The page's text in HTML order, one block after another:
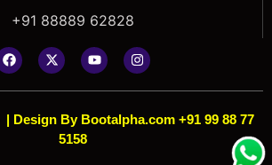
+91 88889 62828
| Design By Bootalpha.com +91 99 88 77
5158